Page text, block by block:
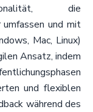
die
und mit
Mac, Linux)
Ansatz, indem
und flexiblen
während des